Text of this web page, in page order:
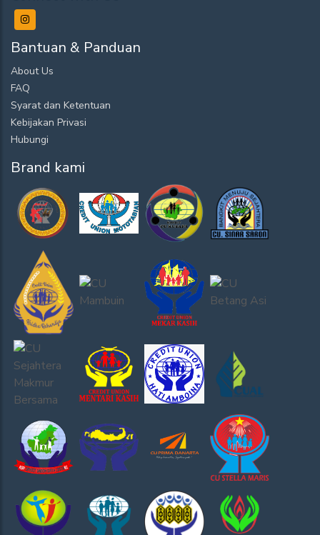
Bantuan & Panduan
About Us
FAQ
Syarat dan Ketentuan
Kebijakan Privasi
Hubungi
Brand kami